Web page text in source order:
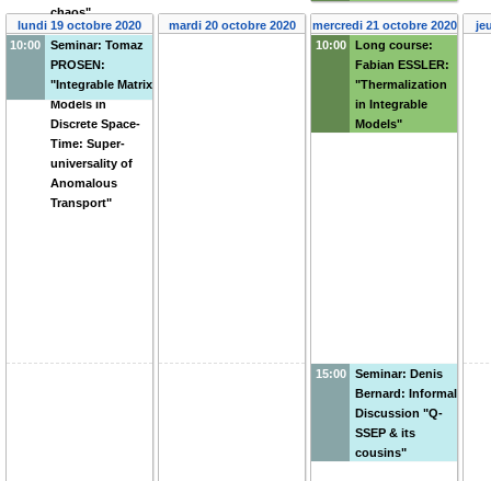
chaos"
lundi 19 octobre 2020
10:00
Seminar: Tomaz
PROSEN:
"Integrable Matrix
Models in
Discrete Space-
Time: Super-
universality of
Anomalous
Transport"
mardi 20 octobre 2020
mercredi 21 octobre 2020
10:00
Long course:
Fabian ESSLER:
"Thermalization
in Integrable
Models"
15:00
Seminar: Denis
Bernard: Informal
Discussion "Q-
SSEP & its
cousins"